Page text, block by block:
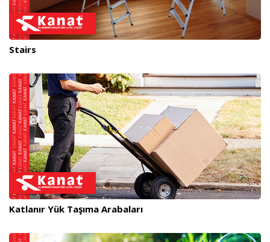
Stairs
Katlanır Yük Taşıma Arabaları